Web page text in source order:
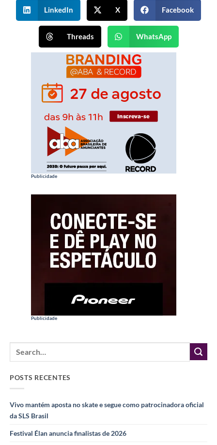
LinkedIn X Facebook
Threads WhatsApp
Publicidade
Publicidade
POSTS RECENTES
Vivo mantém aposta no skate e segue como patrocinadora oficial
da SLS Brasil
Festival Élan anuncia finalistas de 2026